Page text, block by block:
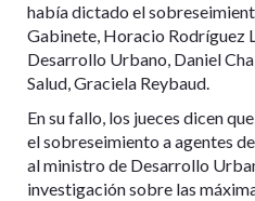
había dictado el
Gabinete, Horacio Rodríguez
Desarrollo Urbano, Daniel
Salud, Graciela Reybaud.
En su fallo, los jueces dicen
el sobreseimiento a agentes
al ministro de Desarrollo
investigación sobre las